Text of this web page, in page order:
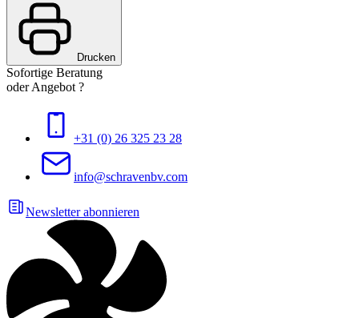
Drucken
Sofortige Beratung
oder Angebot ?
+31 (0) 26 325 23 28
info@schravenbv.com
Newsletter abonnieren